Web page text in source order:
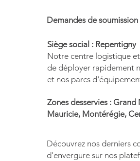
Demandes de soumission
Siège social : Repentigny
Notre centre logistique
de déployer rapidement
et nos parcs
Zones desservies :
Mauricie, Montérégie,
Découvrez nos derniers
d'envergure sur nos